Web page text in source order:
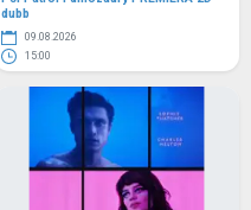
dubb
09.08.2026
15:00